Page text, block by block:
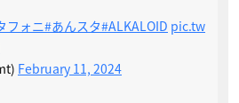
フォニ#あんスタ#ALKALOID pic.tw
February 11, 2024